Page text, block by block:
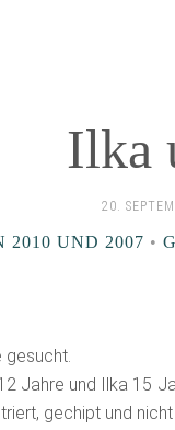
Ilka
20.
2010 UND 2007 •
gesucht.
Jahre und Ilka 15
gechipt und